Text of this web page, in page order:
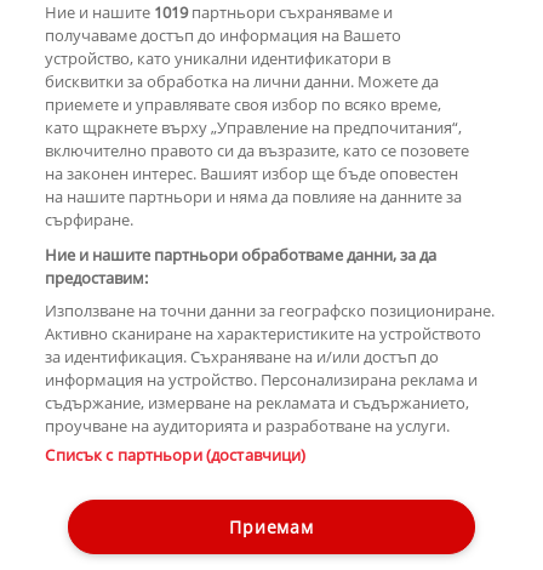
РЕКЛАМА
КОМЕНТАРИ
Copyright © 2007-2026 Hotnews.bg. Всички права запазени.
Контакти Общи условия
Етични правила на НСС
Лични данни
Управление на предпочитания
Ние и нашите 1019партньори съхраняваме и
получаваме достъп до информация на Вашето
устройство, като уникални идентификатори в
бисквитки за обработка на лични данни. Можете да
приемете и управлявате своя избор по всяко време,
като щракнете върху „Управление на предпочитания“,
включително правото си да възразите, като се позовете
на законен интерес. Вашият избор ще бъде оповестен
на нашите партньори и няма да повлияе на данните за
сърфиране.
Ние и нашите партньори обработваме данни, за да
предоставим:
Използване на точни данни за географско позициониране.
Активно сканиране на характеристиките на устройството
за идентификация. Съхраняване на и/или достъп до
информация на устройство. Персонализирана реклама и
съдържание, измерване на рекламата и съдържанието,
проучване на аудиторията и разработване на услуги.
Списък с партньори (доставчици)
Приемам